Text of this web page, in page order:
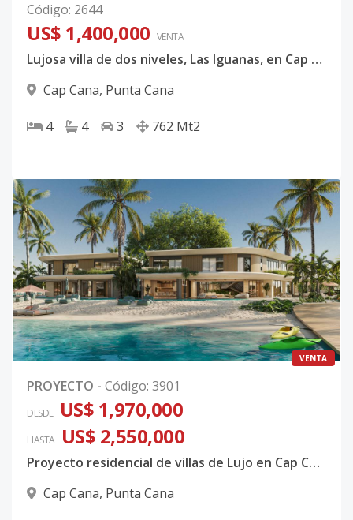
Código: 2644
US$ 1,400,000 VENTA
Lujosa villa de dos niveles, Las Iguanas, en Cap Cana
Cap Cana, Punta Cana
4 4 3 762 Mt2
VENTA
PROYECTO - Código: 3901
DESDE US$ 1,970,000
HASTA US$ 2,550,000
Proyecto residencial de villas de Lujo en Cap Cana
Cap Cana, Punta Cana